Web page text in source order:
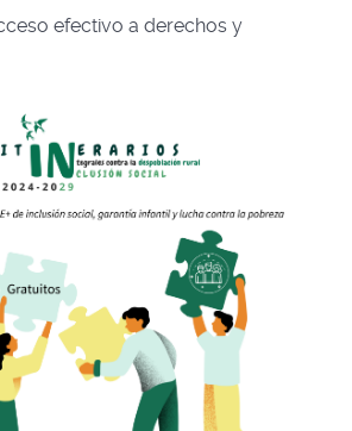
efectivo a derechos y